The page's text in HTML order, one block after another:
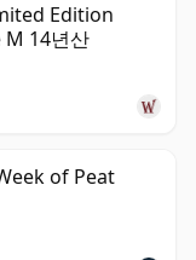
Edition
M 14년산
of Peat